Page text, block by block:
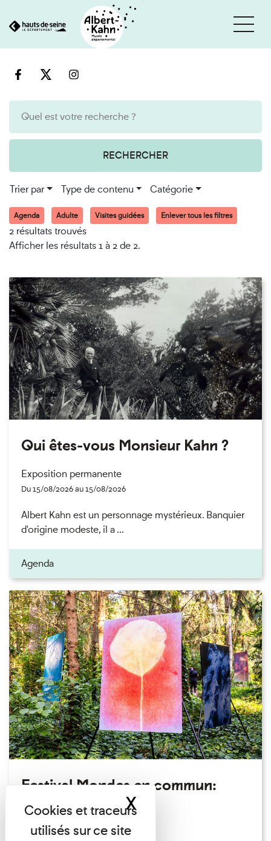
au
RECHERCHER
Trier par Type de contenu Catégorie
Agenda Adulte Visites guidées Enlever tous les filtres
2 résultats trouvés
Afficher les résultats 1 à 2 de 2.
Qui êtes-vous Monsieur Kahn ?
Exposition permanente
Du 15/08/2026 au 15/08/2026
Albert Kahn est un personnage mystérieux. Banquier
d'origine modeste, il a ...
Agenda
Festival Mondes en commun:
visite guidée
Festival
Cookies et traceurs utilisés sur ce site
XMasquer le